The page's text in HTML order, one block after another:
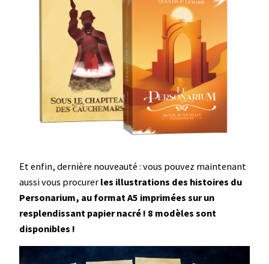
Et enfin, dernière nouveauté : vous pouvez maintenant
aussi vous procurer les illustrations des histoires du
Personarium, au format A5 imprimées sur un
resplendissant papier nacré ! 8 modèles sont
disponibles !